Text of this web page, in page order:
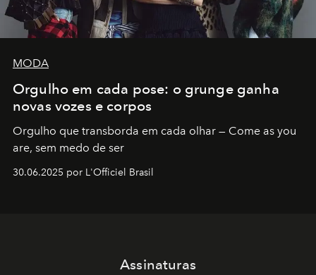
MODA
Orgulho em cada pose: o grunge ganha
novas vozes e corpos
Orgulho que transborda em cada olhar — Come as you
are, sem medo de ser
30.06.2025 por L'Officiel Brasil
Assinaturas